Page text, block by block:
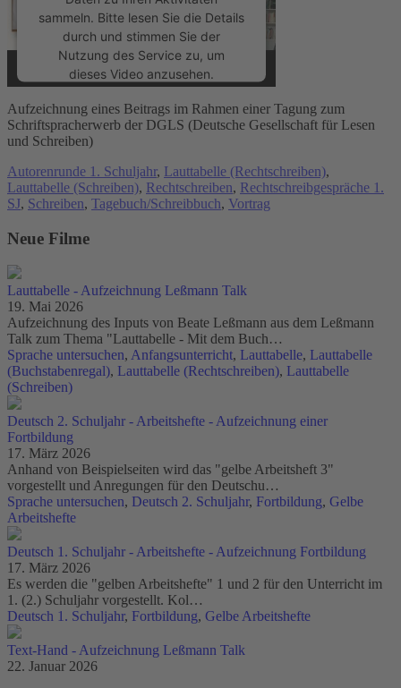
sammeln. Bitte lesen Sie die Details
durch und stimmen Sie der
Nutzung des Service zu, um
dieses Video anzusehen.
Mehr Informationen
Akzeptieren
powered byUsercentrics Consent
Management Platform
Aufzeichnung eines Beitrags im Rahmen einer Tagung zum
Schriftspracherwerb der DGLS (Deutsche Gesellschaft für Lesen
und Schreiben)
Autorenrunde 1. Schuljahr, Lauttabelle (Rechtschreiben),
Lauttabelle (Schreiben), Rechtschreiben, Rechtschreibgespräche 1.
SJ, Schreiben, Tagebuch/Schreibbuch, Vortrag
Neue Filme
Lauttabelle - Aufzeichnung Leßmann Talk
19. Mai 2026
Aufzeichnung des Inputs von Beate Leßmann aus dem Leßmann
Talk zum Thema "Lauttabelle - Mit dem Buch…
Sprache untersuchen, Anfangsunterricht, Lauttabelle, Lauttabelle
(Buchstabenregal), Lauttabelle (Rechtschreiben), Lauttabelle
(Schreiben)
Deutsch 2. Schuljahr - Arbeitshefte - Aufzeichnung einer
Fortbildung
17. März 2026
Anhand von Beispielseiten wird das "gelbe Arbeitsheft 3"
vorgestellt und Anregungen für den Deutschu…
Sprache untersuchen, Deutsch 2. Schuljahr, Fortbildung, Gelbe
Arbeitshefte
Deutsch 1. Schuljahr - Arbeitshefte - Aufzeichnung Fortbildung
17. März 2026
Es werden die "gelben Arbeitshefte" 1 und 2 für den Unterricht im
1. (2.) Schuljahr vorgestellt. Kol…
Deutsch 1. Schuljahr, Fortbildung, Gelbe Arbeitshefte
Text-Hand - Aufzeichnung Leßmann Talk
22. Januar 2026